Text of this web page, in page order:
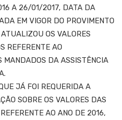
A 26/01/2017, DATA DA
EM VIGOR DO PROVIMENTO
OS VALORES
REFERENTE AO
MANDADOS DA ASSISTÊNCIA
JÁ FOI REQUERIDA A
SOBRE OS VALORES DAS
AO ANO DE 2016,